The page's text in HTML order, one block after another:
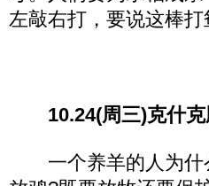
左敲右打，要说这棒
10.24(周三)克什克
一个养羊的人为什